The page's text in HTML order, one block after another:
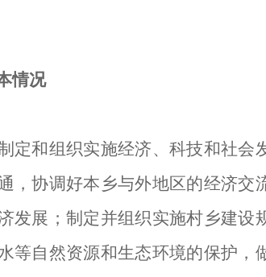
情况
定和组织实施经济、科技和社
，协调好本乡与外地区的经济
发展；制定并组织实施村乡建
等自然资源和生态环境的保护